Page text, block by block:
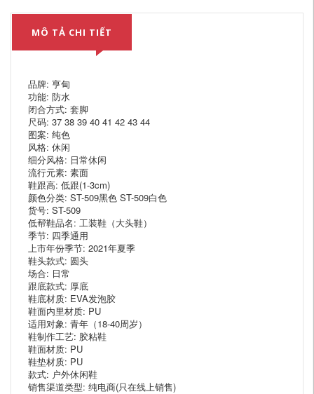
MÔ TẢ CHI TIẾT
品牌: 亨甸
功能: 防水
闭合方式: 套脚
尺码: 37 38 39 40 41 42 43 44
图案: 纯色
风格: 休闲
细分风格: 日常休闲
流行元素: 素面
鞋跟高: 低跟(1-3cm)
颜色分类: ST-509黑色 ST-509白色
货号: ST-509
低帮鞋品名: 工装鞋（大头鞋）
季节: 四季通用
上市年份季节: 2021年夏季
鞋头款式: 圆头
场合: 日常
跟底款式: 厚底
鞋底材质: EVA发泡胶
鞋面内里材质: PU
适用对象: 青年（18-40周岁）
鞋制作工艺: 胶粘鞋
鞋面材质: PU
鞋垫材质: PU
款式: 户外休闲鞋
销售渠道类型: 纯电商(只在线上销售)